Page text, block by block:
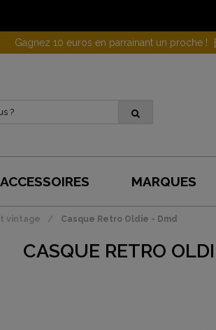
Gagnez 10 euros en parrainant un proche !
ACCESSOIRES MARQUES
vintage Casque Retro Oldie - Dmd
CASQUE RETRO